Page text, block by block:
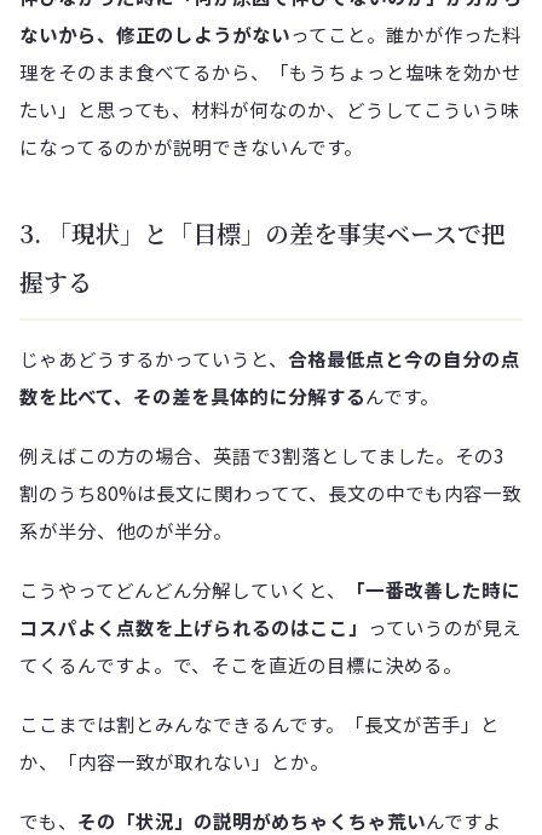
ないから、修正のしようがないってこと。誰かが作った料
理をそのまま食べてるから、「もうちょっと塩味を効かせ
たい」と思っても、材料が何なのか、どうしてこういう味
になってるのかが説明できないんです。
3. 「現状」と「目標」の差を事実ベースで把
握する
じゃあどうするかっていうと、 合格最低点と今の自分の点
数を比べて、その差を具体的に分解するんです。
例えばこの方の場合、英語で3割落としてました。その3
割のうち80%は長文に関わってて、長文の中でも内容一致
系が半分、他のが半分。
こうやってどんどん分解していくと、
「一番改善した時に
コスパよく点数を上げられるのはここ」 っていうのが見え
てくるんですよ。で、そこを直近の目標に決める。
ここまでは割とみんなできるんです。「長文が苦手」と
か、「内容一致が取れない」とか。
でも、 その「状況」の説明がめちゃくちゃ荒いんですよ